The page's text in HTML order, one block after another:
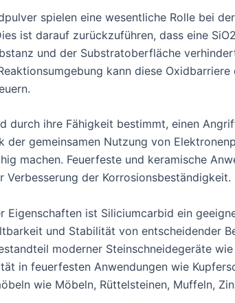
spielen eine wesentliche Rolle bei
ist darauf zurückzuführen, dass eine
und der Substratoberfläche
kann diese
durch ihre Fähigkeit bestimmt, einen
der gemeinsamen Nutzung von
machen. Feuerfeste und keramische
der Korrosionsbeständigkeit.
Eigenschaften ist Siliciumcarbid ein
und Stabilität von entscheidender
moderner Steinschneidegeräte
in feuerfesten Anwendungen wie
wie Möbeln, Rüttelsteinen, Muffeln,